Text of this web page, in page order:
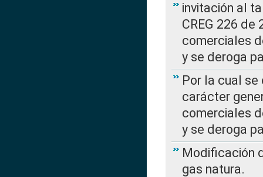
invitación al
CREG 226
comerciales
y se deroga
Por la cual
carácter
comerciales
y se deroga
Modificación
gas natura.